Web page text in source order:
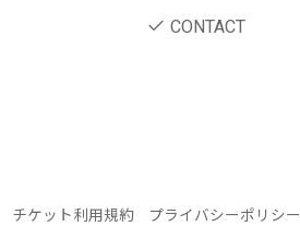
CONTACT
チケット利用規約 プライバシーポリシー